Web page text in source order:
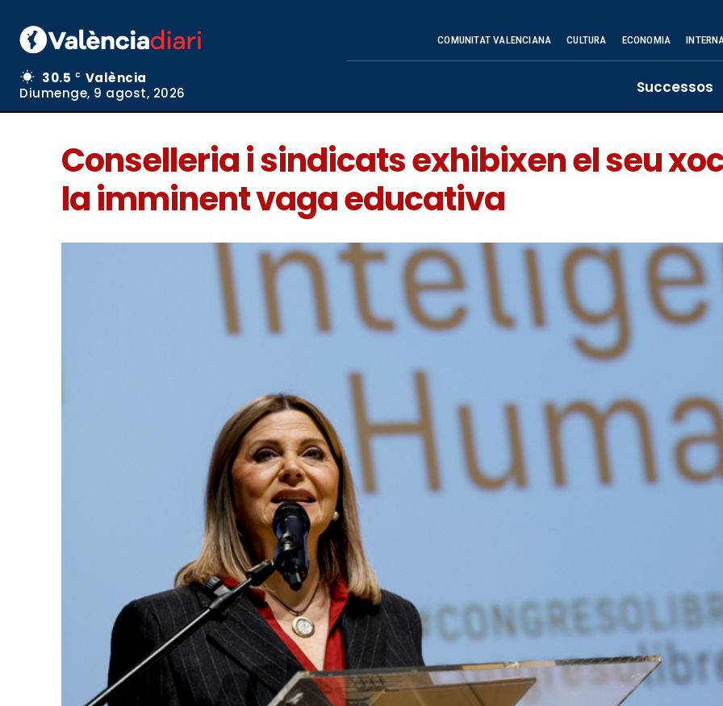
30.5 C
València
Diumenge, 9 agost, 2026
COMUNITAT VALENCIANA CULTURA ECONOMIA
Successos
Conselleria i sindicats exhibixen el seu
la imminent vaga educativa